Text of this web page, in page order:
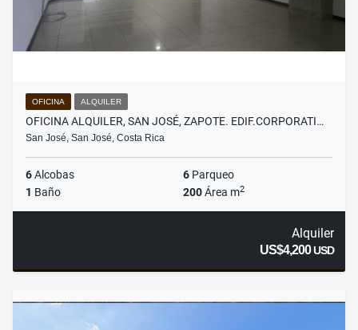
OFICINA ALQUILER
OFICINA ALQUILER, SAN JOSÉ, ZAPOTE. EDIF.CORPORATI…
San José, San José, Costa Rica
6Alcobas 6 Parqueo
1 Baño 200Área m2
Alquiler
US$4,200USD